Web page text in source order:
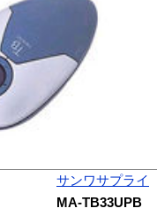
サンワサプライ
MA-TB33UPB